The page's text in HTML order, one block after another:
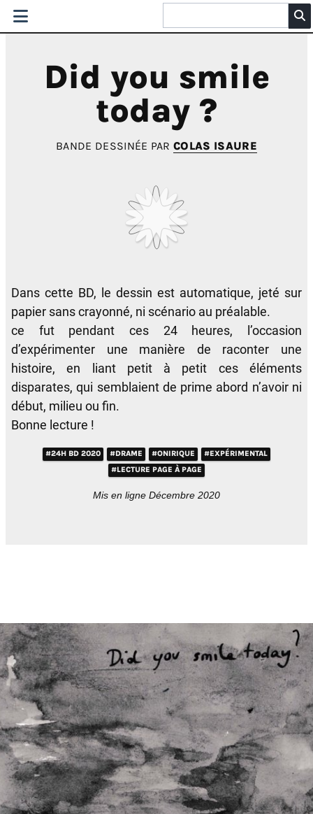
Did you smile
today ?
BANDE DESSINÉE PARCOLAS ISAURE
Dans cette BD, le dessin est automatique, jeté sur
papier sans crayonné, ni scénario au préalable.
ce fut pendant ces 24 heures, l’occasion
d’expérimenter une manière de raconter une
histoire, en liant petit à petit ces éléments
disparates, qui semblaient de prime abord n’avoir ni
début, milieu ou fin.
Bonne lecture !
#24H BD 2020 #DRAME #ONIRIQUE
#EXPÉRIMENTAL
#LECTURE PAGE À PAGE
Mis en ligne Décembre 2020